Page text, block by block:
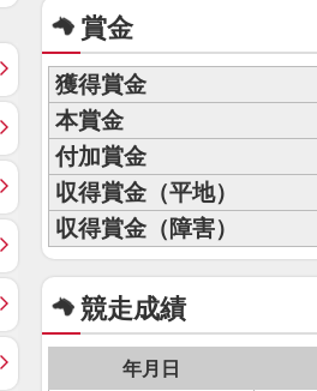
賞金
獲得賞金
本賞金
付加賞金
収得賞金（平地）
収得賞金（障害）
競走成績
年月日